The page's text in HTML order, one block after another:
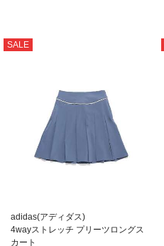
SALE
adidas(アディダス)
4wayストレッチ プリーツロングス
カート